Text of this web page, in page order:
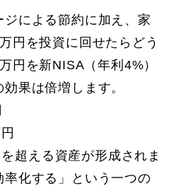
ジによる節約に加え、家
円を投資に回せたらどう
円を新NISA（年利4%）
果は倍増します。
超える資産が形成されま
化する」という一つの